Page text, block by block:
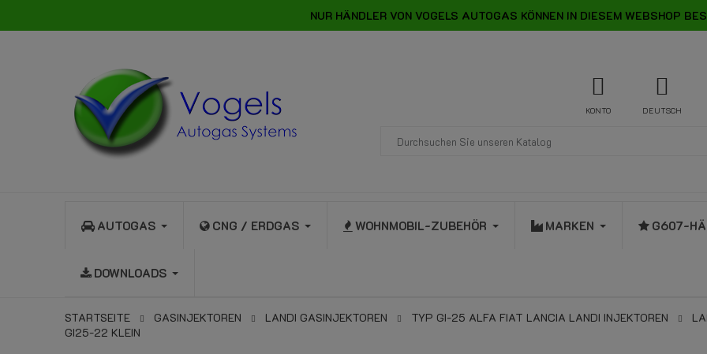
NUR HÄNDLER VON VOGELS AUTOGAS KÖNNEN IN DIESEM WEBSHOP
KONTO DEUTSCH
AUTOGAS CNG / ERDGAS WOHNMOBIL-ZUBEHÖR MARKEN G607-
DOWNLOADS
STARTSEITE GASINJEKTOREN LANDI GASINJEKTOREN TYP GI-25 ALFA FIAT LANCIA LANDI INJEKTOREN
GI25-22 KLEIN